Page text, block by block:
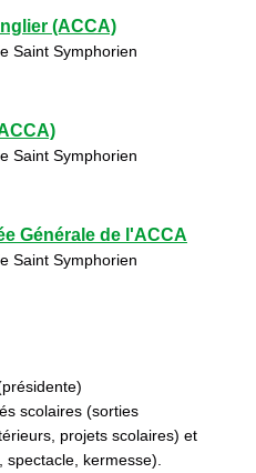
(ACCA)
Saint Symphorien
Saint Symphorien
Générale de l'ACCA
Saint Symphorien
scolaires (sorties
projets scolaires) et
kermesse).